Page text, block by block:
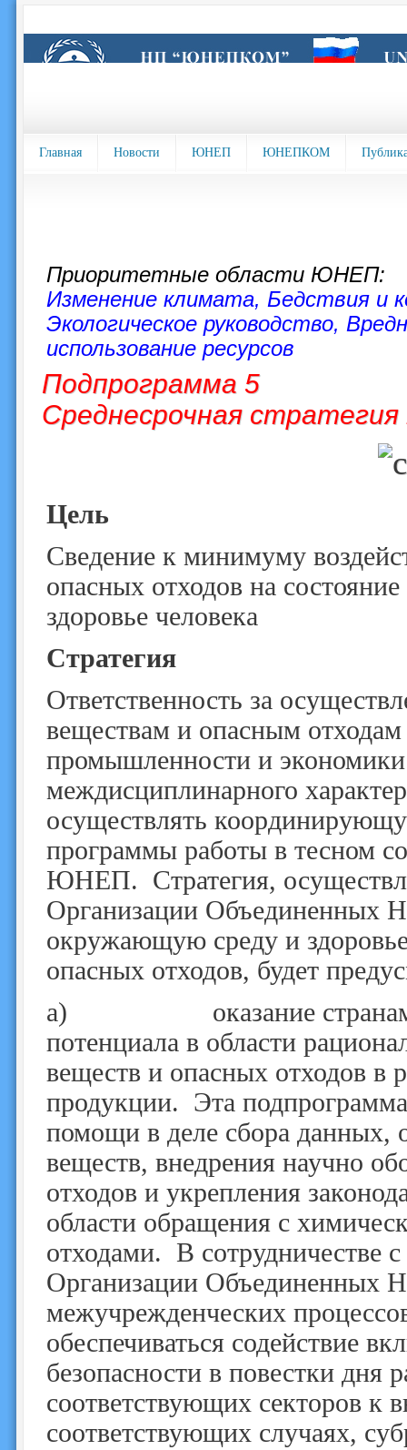
Главная Новости ЮНЕП ЮНЕПКОМ
Приоритетные области ЮНЕП:
Изменение климата, Бедствия и
Экологическое руководство,
использование ресурсов
Подпрограмма 5
Среднесрочная стратегия
Цель
Сведение к минимуму
опасных отходов на
здоровье человека
Стратегия
Ответственность за
веществам и опасным
промышленности и
междисциплинарного
осуществлять
программы работы в тесном
ЮНЕП. Стратегия,
Организации Объединенных
окружающую среду и
опасных отходов, будет
a) оказание странам
потенциала в области
веществ и опасных отходов в
продукции. Эта подпрограмма
помощи в деле сбора данных,
веществ, внедрения научно
отходов и укрепления
области обращения с
отходами. В
Организации Объединенных
межучрежденческих
обеспечиваться содействие
безопасности в повестки дня
соответствующих секторов к
соответствующих случаях,